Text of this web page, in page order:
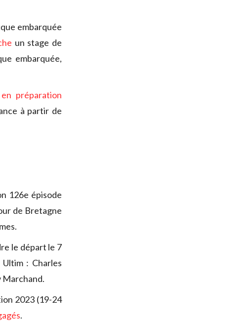
embarquée
un stage de
embarquée,
préparation
à partir de
126e épisode
de Bretagne
le départ le 7
: Charles
Marchand.
2023 (19-24
.